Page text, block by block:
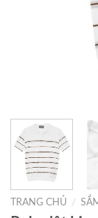
TRANG CHỦ /